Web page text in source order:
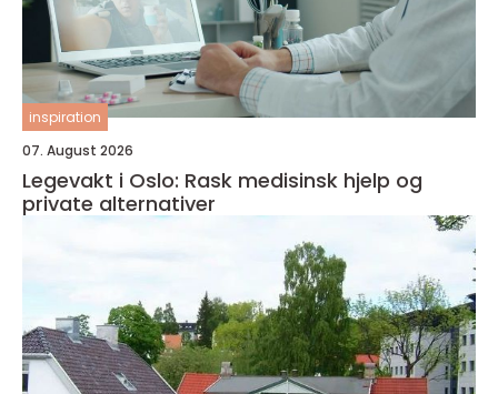
inspiration
07. August 2026
Legevakt i Oslo: Rask medisinsk hjelp og
private alternativer